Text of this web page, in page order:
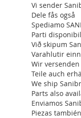
Vi sender
Dele fås også
Spediamo
Parti
Við skipum
Varahlutir
Wir
Teile auch
We ship
Parts also
Enviamos
Piezas